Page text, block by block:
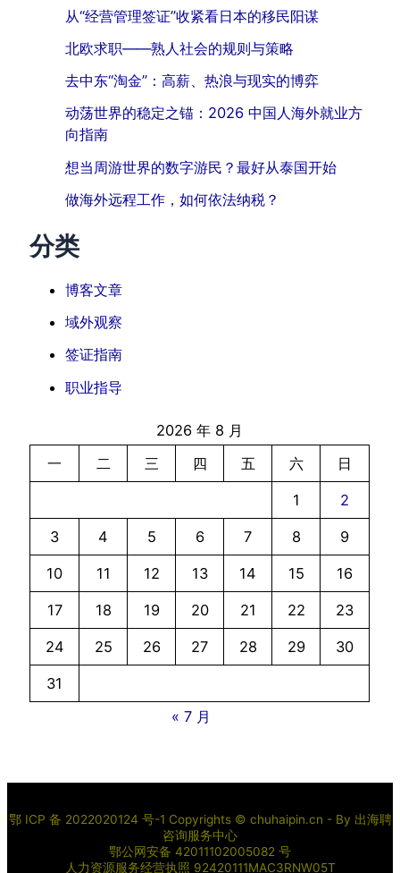
从“经营管理签证”收紧看日本的移民阳谋
北欧求职——熟人社会的规则与策略
去中东“淘金”：高薪、热浪与现实的博弈
动荡世界的稳定之锚：2026 中国人海外就业方
向指南
想当周游世界的数字游民？最好从泰国开始
做海外远程工作，如何依法纳税？
分类
博客文章
域外观察
签证指南
职业指导
2026 年 8 月
一
二 三 四 五 六 日
1 2
3 4 5 6 7 8 9
10 11 12 13 14 15 16
17 18 19 20 21 22 23
24 25 26 27 28 29 30
31
« 7 月
鄂 ICP 备 2022020124 号-1 Copyrights © chuhaipin.cn - By 出海聘
咨询服务中心
鄂公网安备 42011102005082 号
人力资源服务经营执照 92420111MAC3RNW05T